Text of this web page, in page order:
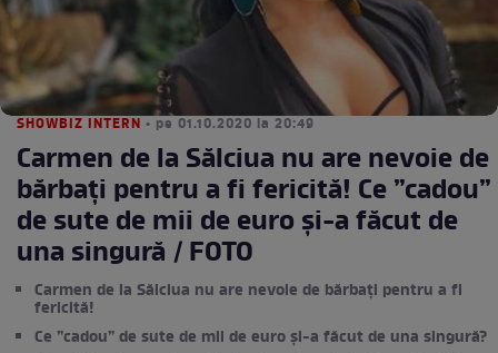
SHOWBIZ INTERN • pe 01.10.2020 la 20:49
Carmen de la Sălciua nu are nevoie de
bărbați pentru a fi fericită! Ce ”cadou”
de sute de mii de euro și-a făcut de
una singură / FOTO
Carmen de la Sălciua nu are nevoie de bărbați pentru a fi
fericită!
Ce ”cadou” de sute de mii de euro și-a făcut de una singură?